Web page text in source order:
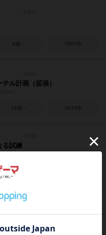
8歳～ 2003年
ル計画（拡張）
14歳～ 2019年
る試練
8歳～
14歳～